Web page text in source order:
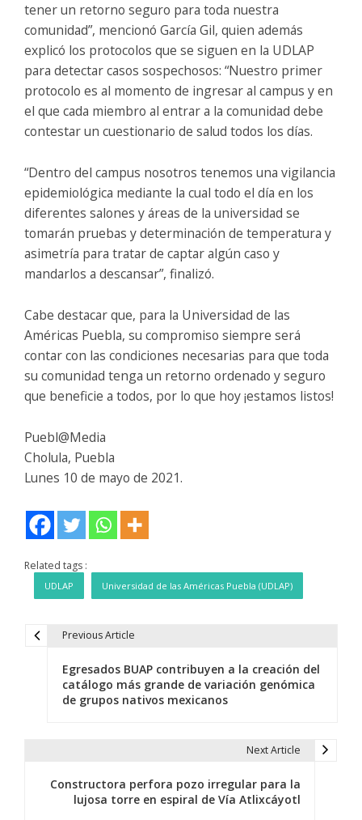
tener un retorno seguro para toda nuestra
comunidad”, mencionó García Gil, quien además
explicó los protocolos que se siguen en la UDLAP
para detectar casos sospechosos: “Nuestro primer
protocolo es al momento de ingresar al campus y en
el que cada miembro al entrar a la comunidad debe
contestar un cuestionario de salud todos los días.
“Dentro del campus nosotros tenemos una vigilancia
epidemiológica mediante la cual todo el día en los
diferentes salones y áreas de la universidad se
tomarán pruebas y determinación de temperatura y
asimetría para tratar de captar algún caso y
mandarlos a descansar”, finalizó.
Cabe destacar que, para la Universidad de las
Américas Puebla, su compromiso siempre será
contar con las condiciones necesarias para que toda
su comunidad tenga un retorno ordenado y seguro
que beneficie a todos, por lo que hoy ¡estamos listos!
Puebl@Media
Cholula, Puebla
Lunes 10 de mayo de 2021.
Related tags :
UDLAP Universidad de las Américas Puebla (UDLAP)
Previous Article
Egresados BUAP contribuyen a la creación del
catálogo más grande de variación genómica
de grupos nativos mexicanos
Next Article
Constructora perfora pozo irregular para la
lujosa torre en espiral de Vía Atlixcáyotl